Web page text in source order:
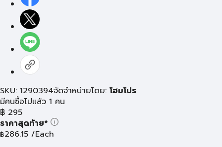
SKU: 1290394จัดจำหน่ายโดย: โฮมโปร
มีคนซื้อไปแล้ว 1 คน
฿ 295
ราคาสุดท้าย*
฿286.15 /Each